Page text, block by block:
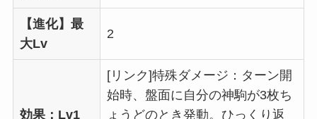
【進化】最
大Lv
2
効果：Lv1
[リンク]特殊ダメージ：ターン開
始時、盤面に自分の神駒が3枚ち
ょうどのとき発動。ひっくり返